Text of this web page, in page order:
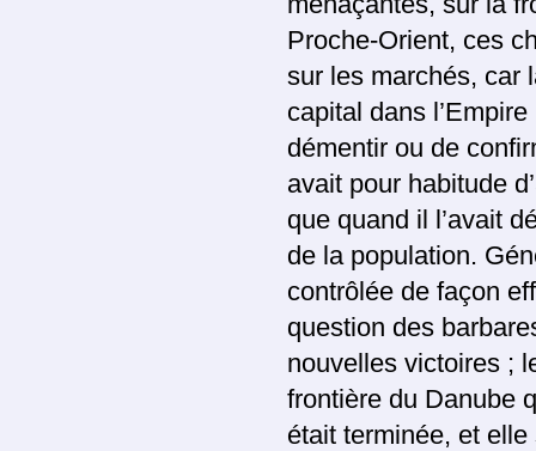
Proche-Orient, ces
sur les marchés, car
capital dans
démentir ou de
avait pour habitude
que quand il l’avait
de la population.
contrôlée de façon
question des
nouvelles victoires ;
frontière du Danube
était terminée, et